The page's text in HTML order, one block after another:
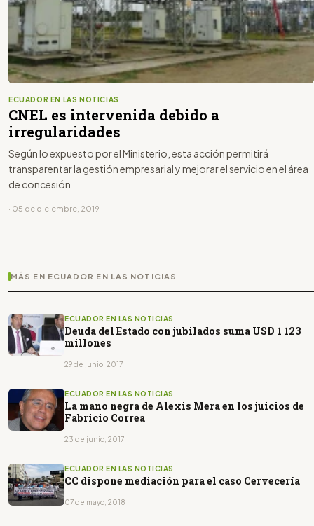
ECUADOR EN LAS NOTICIAS
CNEL es intervenida debido a
irregularidades
Según lo expuesto por el Ministerio, esta acción permitirá
transparentar la gestión empresarial y mejorar el servicio en el área
de concesión
· 05 de diciembre, 2019
MÁS EN ECUADOR EN LAS NOTICIAS
ECUADOR EN LAS NOTICIAS
Deuda del Estado con jubilados suma USD 1 123
millones
29 de junio, 2017
ECUADOR EN LAS NOTICIAS
La mano negra de Alexis Mera en los juicios de
Fabricio Correa
23 de junio, 2017
ECUADOR EN LAS NOTICIAS
CC dispone mediación para el caso Cervecería
07 de mayo, 2018